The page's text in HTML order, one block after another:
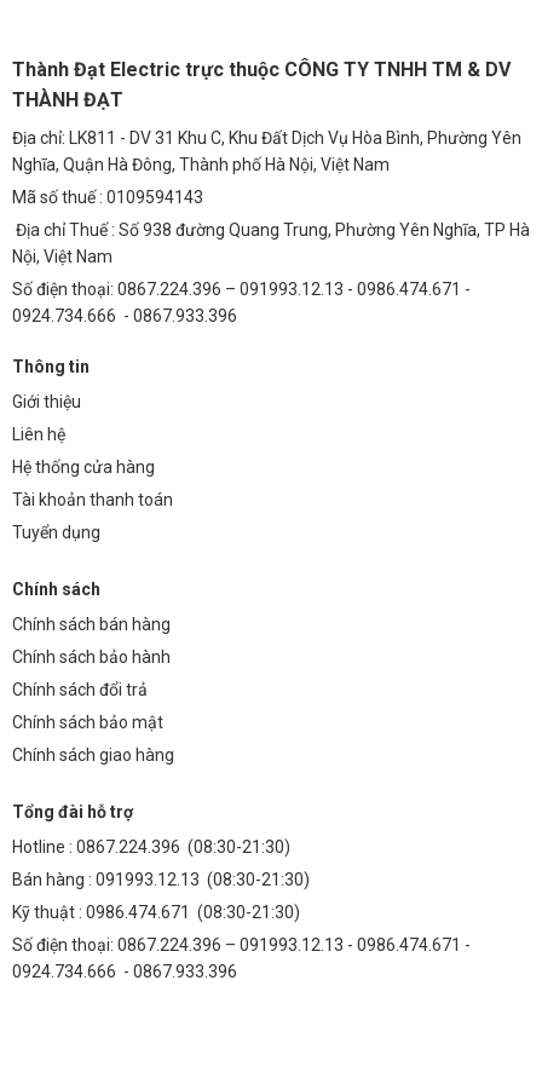
Chip LED COB cung cấp ánh sáng đồng đều, rõ ràng, giúp người lái xe
dễ dàng quan sát và di chuyển trong bãi xe. Khả năng chống chịu thời
tiết tốt của chip LED cũng đảm bảo hoạt động ổn định trong môi
trường ngoài trời.
4.3 Chiếu Sáng Khu Công Nghiệp (KCN)
Trong các khu công nghiệp, chip LED COB được sử dụng để chiếu
sáng nhà xưởng, kho bãi, khu vực sản xuất. Ánh sáng chất lượng cao
giúp cải thiện điều kiện làm việc và tăng năng suất lao động.
trang trí nội thất và ngoại thất, tạo ra không gian ấn tượng và thu
hút.
5. Câu Hỏi Thường Gặp (FAQ)
có tuổi thọ bao lâu?
Tuổi thọ trung bình của chip LED COB là 50.000 – 100.000 giờ, tương
đương với hơn 17 năm sử dụng liên tục.
2. Chip LED COB có an toàn cho mắt không?
mắt và không ảnh hưởng đến sức khỏe.
không?
Có, nhiều sản phẩm chip LED COB hỗ trợ điều chỉnh độ sáng bằng
dimmer hoặc các phương pháp điều khiển khác.
4. Chip LED COB có dễ lắp đặt không?
Việc lắp đặt chip LED COB tương đối đơn giản, nhưng bạn nên tham
Thành Đạt Electric trực thuộc CÔNG TY TNHH TM & DV
THÀNH ĐẠT
Địa chỉ: LK811 - DV 31 Khu C, Khu Đất Dịch Vụ Hòa Bình, Phường Yên
Nghĩa, Quận Hà Đông, Thành phố Hà Nội, Việt Nam
Mã số thuế : 0109594143
Địa chỉ Thuế : Số 938 đường Quang Trung, Phường Yên Nghĩa, TP Hà
Nội, Việt Nam
Số điện thoại: 0867.224.396 – 091993.12.13 - 0986.474.671 -
0924.734.666 - 0867.933.396
Thông tin
Giới thiệu
Liên hệ
Hệ thống cửa hàng
Tài khoản thanh toán
Tuyển dụng
Chính sách
Chính sách bán hàng
Chính sách bảo hành
Chính sách đổi trả
Chính sách bảo mật
Chính sách giao hàng
Tổng đài hỗ trợ
Hotline : 0867.224.396 (08:30-21:30)
Bán hàng : 091993.12.13 (08:30-21:30)
Kỹ thuật : 0986.474.671 (08:30-21:30)
Số điện thoại: 0867.224.396 – 091993.12.13 - 0986.474.671 -
0924.734.666 - 0867.933.396